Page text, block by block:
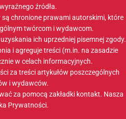
źródła.
są chronione prawami autorskimi, które
twórcom i wydawcom.
ich uprzedniej pisemnej zgody.
i agreguje treści (m.in. na zasadzie
w celach informacyjnych.
za treści artykułów poszczególnych
i wydawców.
za pomocą zakładki kontakt. Nasza
Prywatności.